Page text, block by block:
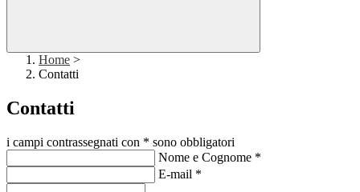
Home >
Contatti
Contatti
i campi contrassegnati con * sono obbligatori
Nome e Cognome *
E-mail *